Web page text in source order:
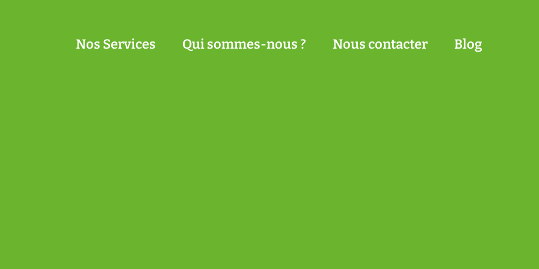
Nos Services Qui sommes-nous ? Nous contacter Blog